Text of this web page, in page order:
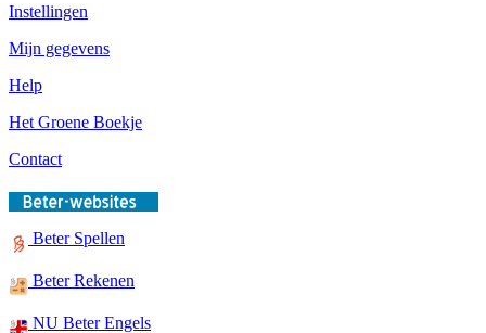
Instellingen
Mijn gegevens
Help
Het Groene Boekje
Contact
Beter Spellen
Beter Rekenen
NU Beter Engels